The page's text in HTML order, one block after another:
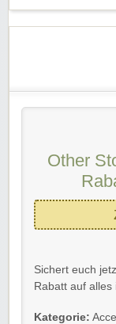
Other
Sichert euch
Rabatt auf alles
Gültig für Neu-
Kategorie: